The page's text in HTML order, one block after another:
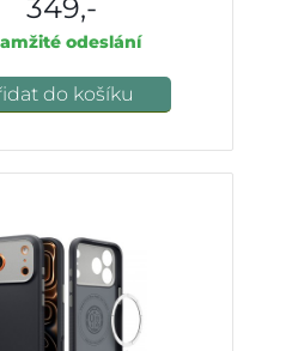
349,-
odeslání
do košíku